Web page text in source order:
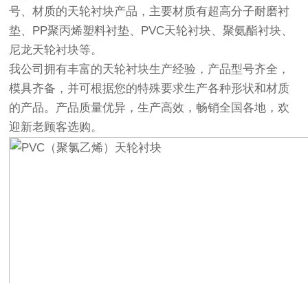
号、材质的天轮衬块产品，主要材质有超高分子耐磨衬
垫、PP聚丙烯塑料衬垫、PVC天轮衬块、聚氨酯衬块、
尼龙天轮衬块等。
我公司拥有丰富的天轮衬块生产经验，产品型号齐全，
模具齐备，并可根据您的特殊要求生产各种形状和材质
的产品。产品质量优异，生产高效，畅销全国各地，欢
迎新老顾客选购。